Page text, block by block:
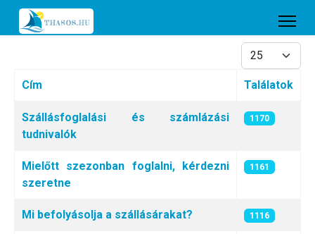
Tételek #
Cím Találatok
Szállásfoglalási és számlázási
tudnivalók
1170
Mielőtt szezonban foglalni, kérdezni
szeretne
1161
Mi befolyásolja a szállásárakat? 1116